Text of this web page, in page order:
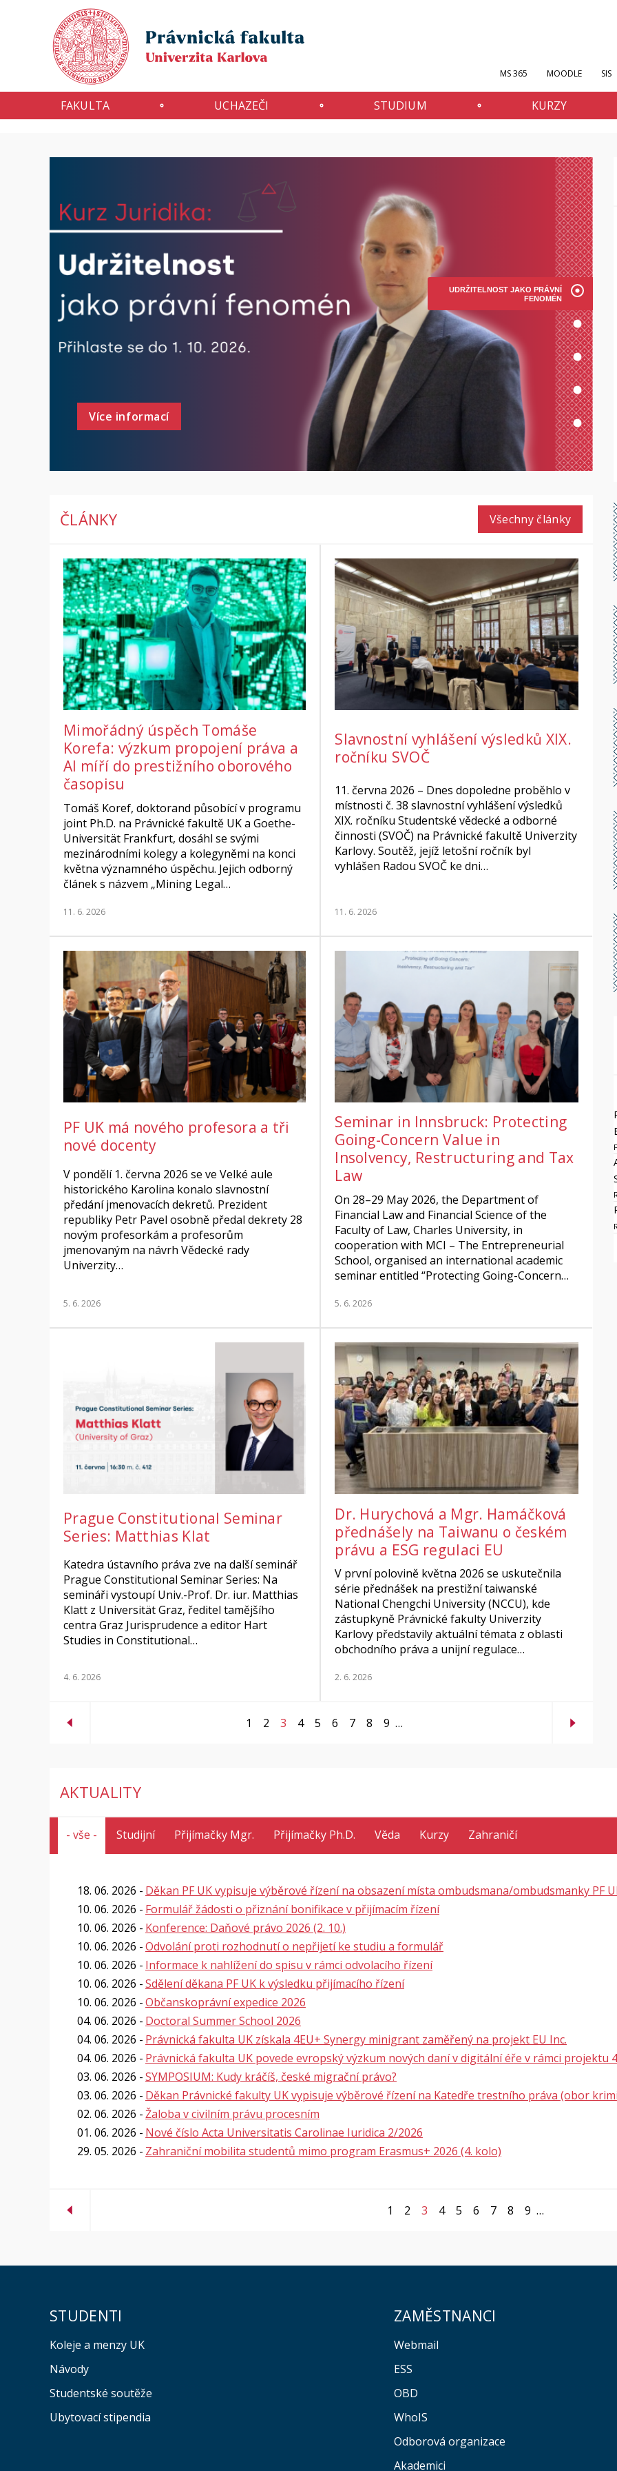
MS 365 MOODLE SIS
FAKULTA UCHAZEČI STUDIUM KURZY
UDRŽITELNOST JAKO PRÁVNÍ
FENOMÉN
Více informací
ČLÁNKY Všechny články
Mimořádný úspěch Tomáše
Korefa: výzkum propojení práva a
AI míří do prestižního oborového
časopisu
Tomáš Koref, doktorand působící v programu
joint Ph.D. na Právnické fakultě UK a Goethe-
Universität Frankfurt, dosáhl se svými
mezinárodními kolegy a kolegyněmi na konci
května významného úspěchu. Jejich odborný
článek s názvem „Mining Legal…
11. 6. 2026
Slavnostní vyhlášení výsledků XIX.
ročníku SVOČ
11. června 2026 – Dnes dopoledne proběhlo v
místnosti č. 38 slavnostní vyhlášení výsledků
XIX. ročníku Studentské vědecké a odborné
činnosti (SVOČ) na Právnické fakultě Univerzity
Karlovy. Soutěž, jejíž letošní ročník byl
vyhlášen Radou SVOČ ke dni…
11. 6. 2026
PF UK má nového profesora a tři
nové docenty
V pondělí 1. června 2026 se ve Velké aule
historického Karolina konalo slavnostní
předání jmenovacích dekretů. Prezident
republiky Petr Pavel osobně předal dekrety 28
novým profesorkám a profesorům
jmenovaným na návrh Vědecké rady
Univerzity…
5. 6. 2026
Seminar in Innsbruck: Protecting
Going-Concern Value in
Insolvency, Restructuring and Tax
Law
On 28–29 May 2026, the Department of
Financial Law and Financial Science of the
Faculty of Law, Charles University, in
cooperation with MCI – The Entrepreneurial
School, organised an international academic
seminar entitled “Protecting Going-Concern…
5. 6. 2026
Prague Constitutional Seminar
Series: Matthias Klat
Katedra ústavního práva zve na další seminář
Prague Constitutional Seminar Series: Na
semináři vystoupí Univ.-Prof. Dr. iur. Matthias
Klatt z Universität Graz, ředitel tamějšího
centra Graz Jurisprudence a editor Hart
Studies in Constitutional…
4. 6. 2026
Dr. Hurychová a Mgr. Hamáčková
přednášely na Taiwanu o českém
právu a ESG regulaci EU
V první polovině května 2026 se uskutečnila
série přednášek na prestižní taiwanské
National Chengchi University (NCCU), kde
zástupkyně Právnické fakulty Univerzity
Karlovy představily aktuální témata z oblasti
obchodního práva a unijní regulace…
2. 6. 2026
1 2 3 4 5 6 7 8 9 …
AKTUALITY
- vše - Studijní Přijímačky Mgr. Přijímačky Ph.D. Věda Kurzy Zahraničí
18. 06. 2026
Děkan PF UK vypisuje výběrové řízení na obsazení místa ombudsmana/ombudsmanky PF
10. 06. 2026
Formulář žádosti o přiznání bonifikace v přijímacím řízení
10. 06. 2026
Konference: Daňové právo 2026 (2. 10.)
10. 06. 2026
Odvolání proti rozhodnutí o nepřijetí ke studiu a formulář
10. 06. 2026
Informace k nahlížení do spisu v rámci odvolacího řízení
10. 06. 2026
Sdělení děkana PF UK k výsledku přijímacího řízení
10. 06. 2026
Občanskoprávní expedice 2026
04. 06. 2026
Doctoral Summer School 2026
04. 06. 2026
Právnická fakulta UK získala 4EU+ Synergy minigrant zaměřený na projekt EU Inc.
04. 06. 2026
Právnická fakulta UK povede evropský výzkum nových daní v digitální éře v rámci projektu
03. 06. 2026
SYMPOSIUM: Kudy kráčíš, české migrační právo?
03. 06. 2026
Děkan Právnické fakulty UK vypisuje výběrové řízení na Katedře trestního práva (obor
02. 06. 2026
Žaloba v civilním právu procesním
01. 06. 2026
Nové číslo Acta Universitatis Carolinae Iuridica 2/2026
29. 05. 2026
Zahraniční mobilita studentů mimo program Erasmus+ 2026 (4. kolo)
1 2 3 4 5 6 7 8 9 …
STUDENTI
Koleje a menzy UK
Návody
Studentské soutěže
Ubytovací stipendia
ZAMĚSTNANCI
Webmail
ESS
OBD
WhoIS
Odborová organizace
Akademici